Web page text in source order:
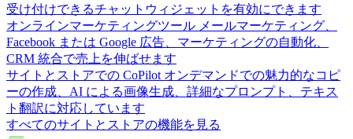
受け付けできるチャットウィジェットを有効にできます
オンラインマーケティングツール メールマーケティング、
Facebook または Google 広告、マーケティングの自動化、
CRM 統合で売上を伸ばせます
サイトとストアでの CoPilot オンデマンドでの魅力的なコピ
ーの作成、AI による画像生成、詳細なプロンプト、テキス
ト翻訳に対応しています
すべてのサイトとストアの機能を見る